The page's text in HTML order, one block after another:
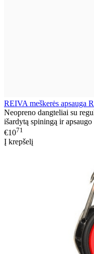
REIVA meškerės apsauga
Neopreno dangteliai su
išardytą spiningą ir apsaugo
€1071
Į krepšelį